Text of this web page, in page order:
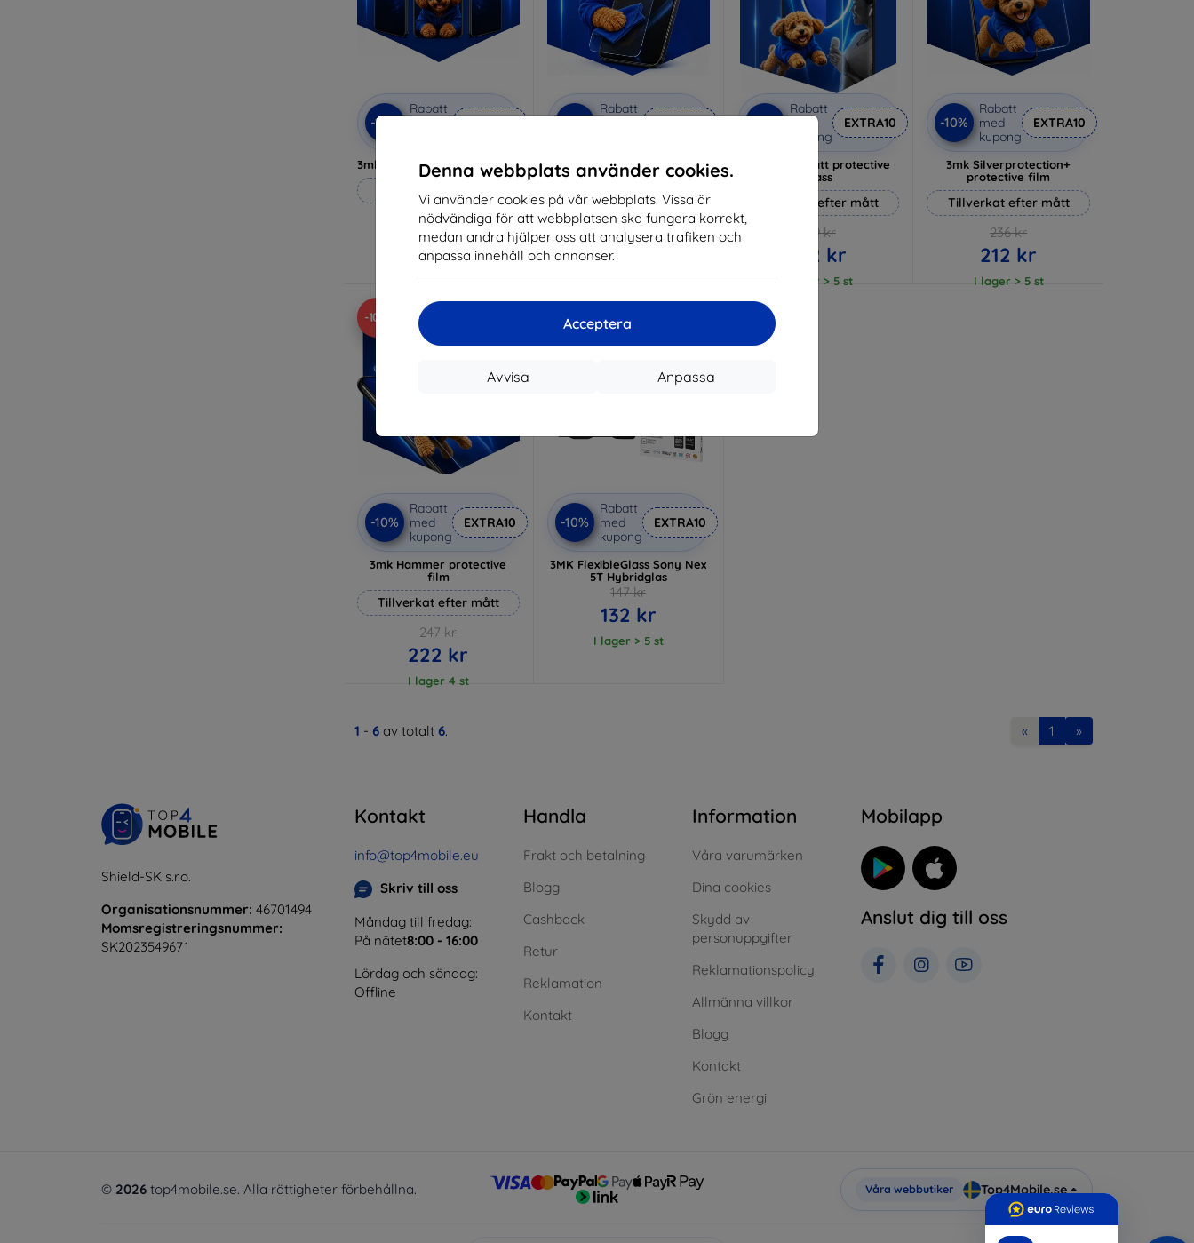
Denna webbplats använder cookies.
Vi använder cookies på vår webbplats. Vissa är
nödvändiga för att webbplatsen ska fungera korrekt,
medan andra hjälper oss att analysera trafiken och
anpassa innehåll och annonser.
Acceptera
Anpassa
Avvisa
-10%
Rabatt
3mk Privacy protective glass
258 kr
232 kr
I lager 3 st
Rabatt
3mk Anti-Shock protective
glass
Tillverkat efter mått
214 kr
193 kr
Rabatt
kupong
EXTRA10
3mk Pure Matt protective
glass
Tillverkat efter mått
169 kr
152 kr
I lager > 5 st
-10%
Rabatt
med
kupong
EXTRA10
3mk Silverprotection+
protective film
Tillverkat efter mått
236 kr
212 kr
I lager > 5 st
-10%
-10%
Rabatt
med
kupong
EXTRA10
3mk Hammer protective
film
Tillverkat efter mått
247 kr
222 kr
I lager 4 st
-10%
-10%
Rabatt
med
kupong
EXTRA10
3MK FlexibleGlass Sony Nex
5T Hybridglas
147 kr
132 kr
I lager > 5 st
1 - 6 av totalt 6. « 1 »
Shield-SK s.r.o.
Organisationsnummer: 46701494
Momsregistreringsnummer:
SK2023549671
Kontakt
info@top4mobile.eu
Skriv till oss
Måndag till fredag:
På nätet8:00 - 16:00
Lördag och söndag:
Offline
Handla
Frakt och betalning
Blogg
Cashback
Retur
Reklamation
Kontakt
Information
Våra varumärken
Dina cookies
Skydd av
personuppgifter
Reklamationspolicy
Allmänna villkor
Blogg
Kontakt
Grön energi
Mobilapp
Anslut dig till oss
© 2026 top4mobile.se. Alla rättigheter förbehållna. Våra webbutiker Top4Mobile.se